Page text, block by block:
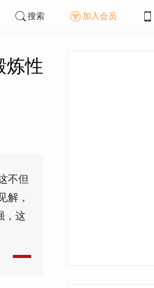
搜索 加入会员
炼性
不但
解，
，这